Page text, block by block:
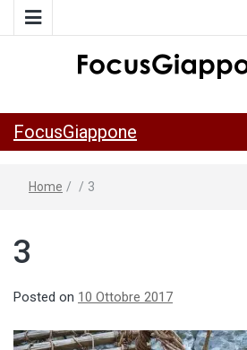
della Japan Italy
FocusGiappone
Home / / 3
3
Posted on 10 Ottobre 2017